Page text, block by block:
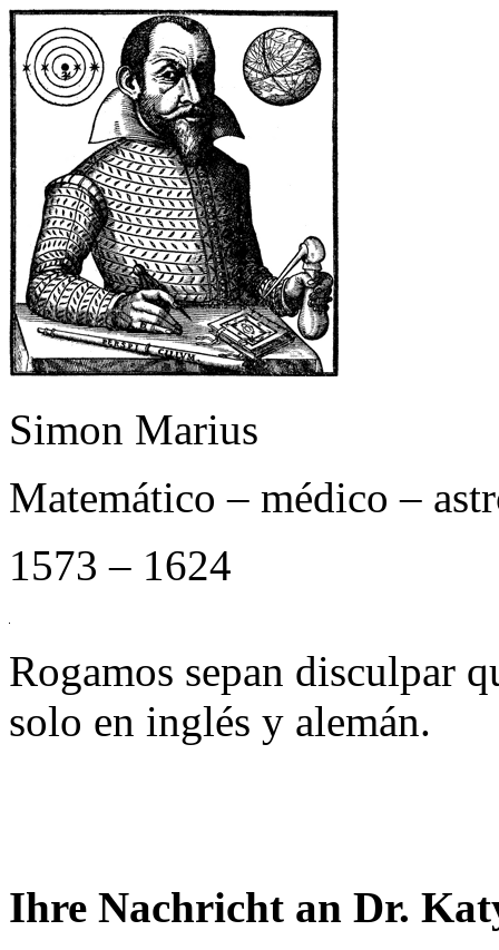
Simon Marius
Matemático – médico –
1573 – 1624
Rogamos sepan disculpar
solo en inglés y alemán.
Ihre Nachricht an Dr.